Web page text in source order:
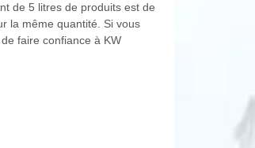
de 5 litres de produits est de
la même quantité. Si vous
faire confiance à KW